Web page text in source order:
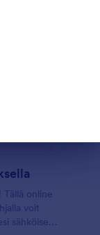
online
voit
sähköisesti